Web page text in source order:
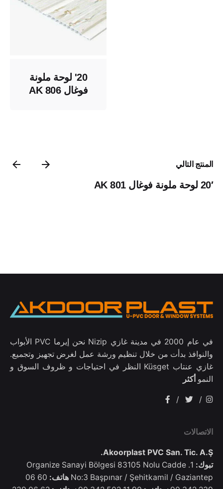
20' لوحة ملونة
فوغال AK 806
المنتج التالي
20′ لوحة ملونة فوغال AK 801
في عام 2000 في مدينة غازي Nizip نحن إيرما PVC الأبواب
والنوافذ بدأت من خلال تنظيم ورشة عمل لغرض تجهيز وتجميع.
غازي عنتاب Küsget النظر في احتياجات و ظروف السوق و
النمو أكثر
/
/
الاتصالات
Akoorplast PVC San. Tic. A.Ş.
تبوك:
1. Organize Sanayi Bölgesi 83105 Nolu Cadde
No:3 Başpınar / Şehitkamil / Gaziantep هاتف:
60 06